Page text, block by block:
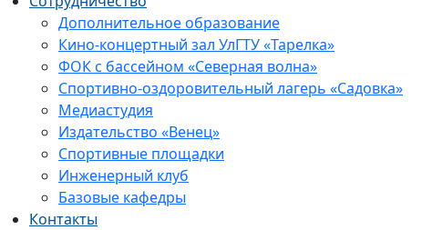
Дополнительное образование
Кино-концертный зал УлГТУ «Тарелка»
ФОК с бассейном «Северная волна»
Спортивно-оздоровительный лагерь «Садовка»
Медиастудия
Издательство «Венец»
Спортивные площадки
Инженерный клуб
Базовые кафедры
Контакты